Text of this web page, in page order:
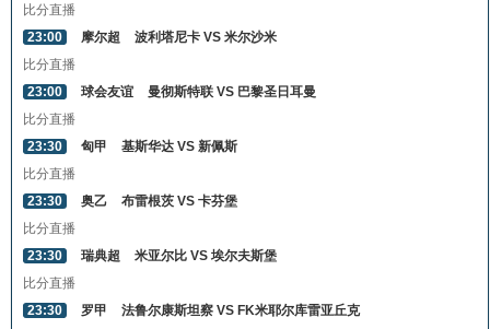
比分直播
23:00
摩尔超
波利塔尼卡 VS 米尔沙米
比分直播
23:00
球会友谊
曼彻斯特联 VS 巴黎圣日耳曼
比分直播
23:30
匈甲
基斯华达 VS 新佩斯
比分直播
23:30
奥乙
布雷根茨 VS 卡芬堡
比分直播
23:30
瑞典超
米亚尔比 VS 埃尔夫斯堡
比分直播
23:30
罗甲 法鲁尔康斯坦察 VS FK米耶尔库雷亚丘克